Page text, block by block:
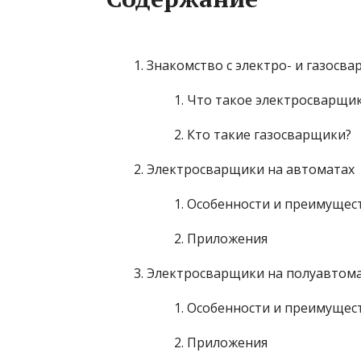
Знакомство с электро- и
Что такое
Кто такие газосварщики?
Электросварщики на автоматах
Особенности и
Приложения
Электросварщики на
Особенности и
Приложения